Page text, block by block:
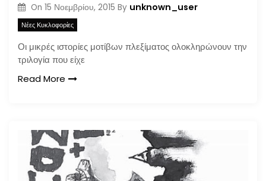
On 15 Νοεμβρίου, 2015 By unknown_user
Νέες Κυκλοφορίες
Οι μικρές ιστορίες μοτίβων πλεξίματος ολοκληρώνουν την
τριλογία που είχε
Read More